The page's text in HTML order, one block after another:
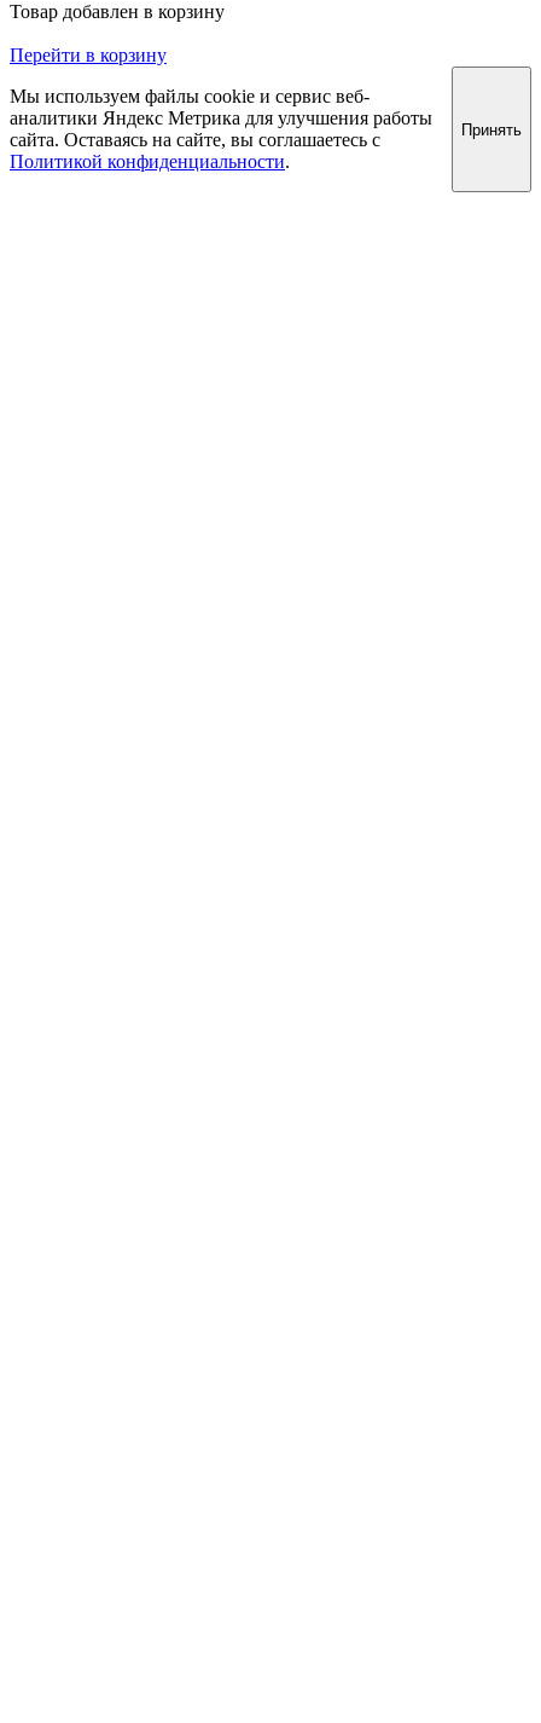
Товар добавлен в корзину
Перейти в корзину
Мы используем файлы cookie и сервис веб-
аналитики Яндекс Метрика для улучшения работы
сайта. Оставаясь на сайте, вы соглашаетесь с
Политикой конфиденциальности.
Принять